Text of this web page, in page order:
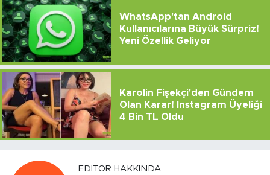
WhatsApp'tan Android
Kullanıcılarına Büyük Sürpriz!
Yeni Özellik Geliyor
Karolin Fişekçi'den Gündem
Olan Karar! Instagram Üyeliği
4 Bin TL Oldu
EDITÖR HAKKINDA